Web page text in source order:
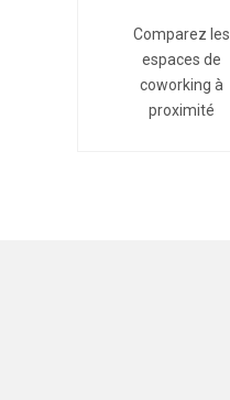
Comparez les
espaces de
coworking à
proximité